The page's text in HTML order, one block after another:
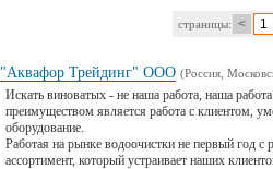
страницы: < 1
"Аквафор Трейдинг" ООО (Россия,
Искать виноватых - не наша работа, наша
преимуществом является работа с клиентом,
оборудование.
Работая на рынке водоочистки не первый год
ассортимент, который устраивает наших